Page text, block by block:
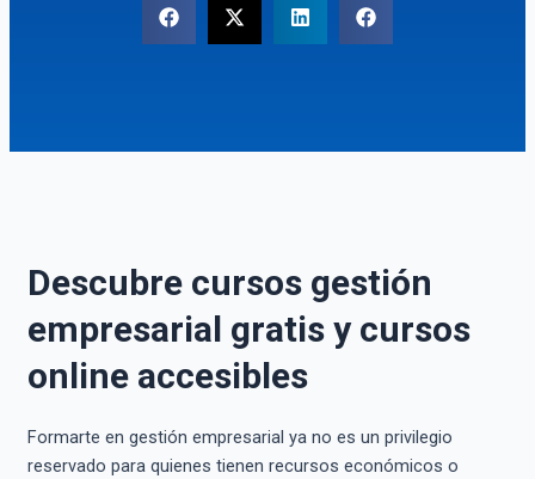
Descubre cursos gestión
empresarial gratis y cursos
online accesibles
Formarte en gestión empresarial ya no es un privilegio
reservado para quienes tienen recursos económicos o